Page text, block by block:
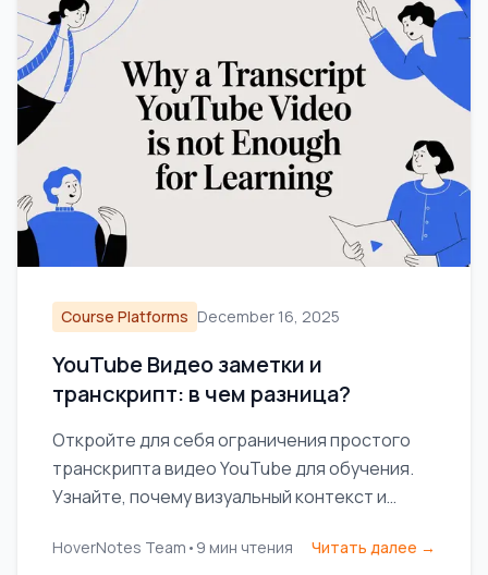
Course Platforms December 16, 2025
YouTube Видео заметки и
транскрипт: в чем разница?
Откройте для себя ограничения простого
транскрипта видео YouTube для обучения.
Узнайте, почему визуальный контекст и
настоящего усвоения материала.
HoverNotes Team • 9 мин чтения Читать далее →